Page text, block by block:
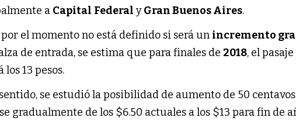
a Capital Federal yGran Buenos Aires.
el momento no está definido si será un incremento
de entrada, se estima que para finales de 2018, el
los 13 pesos.
se estudió la posibilidad de aumento de 50
gradualmente de los $6.50 actuales a los $13 para fin de